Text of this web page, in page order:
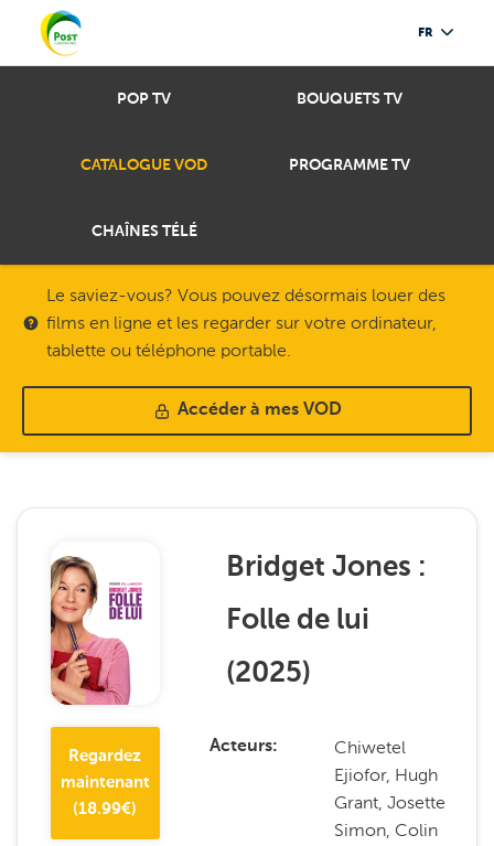
FR
POP TV BOUQUETS TV
CATALOGUE VOD PROGRAMME TV
CHAÎNES TÉLÉ
Le saviez-vous? Vous pouvez désormais louer des
films en ligne et les regarder sur votre ordinateur,
tablette ou téléphone portable.
Accéder à mes VOD
Regardez
maintenant
(18.99€)
Bridget Jones :
Folle de lui
(2025)
Acteurs
Chiwetel
Ejiofor, Hugh
Grant, Josette
Simon, Colin